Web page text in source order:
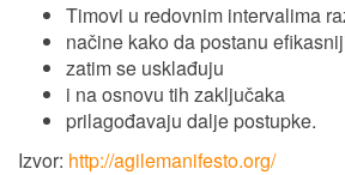
Timovi u redovnim intervalima
načine kako da postanu
zatim se usklađuju
i na osnovu tih zaključaka
prilagođavaju dalje postupke.
Izvor: http://agilemanifesto.org/